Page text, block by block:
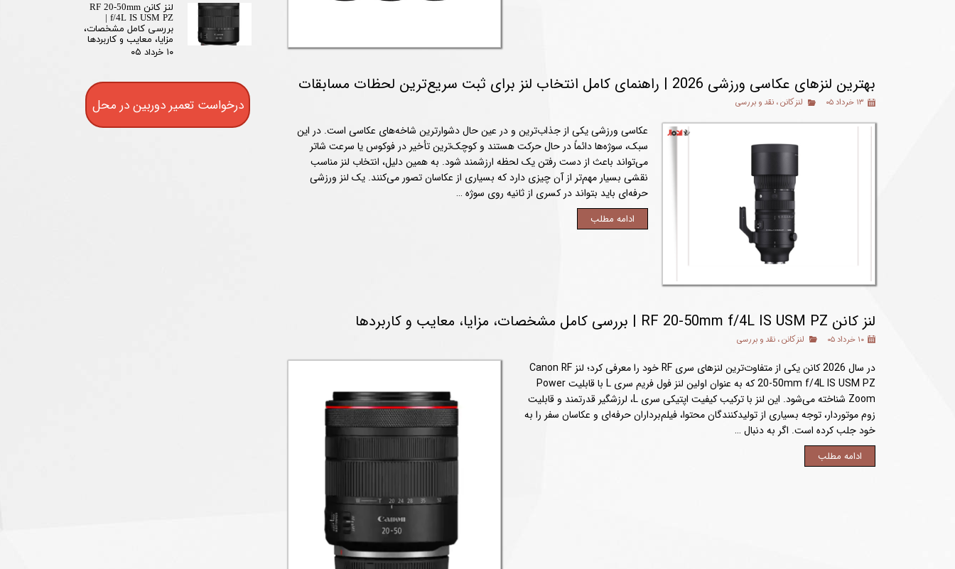
بهترین لنزهای عکاسی ورزشی 2026 | راهنمای کامل انتخاب لنز برای ثبت سریع‌ترین لحظات مسابقات
۱۳ خرداد ۰۵ لنز کانن، نقد و بررسی
عکاسی ورزشی یکی از جذاب‌ترین و در عین حال دشوارترین شاخه‌های عکاسی است. در این
سبک، سوژه‌ها دائماً در حال حرکت هستند و کوچک‌ترین تأخیر در فوکوس یا سرعت شاتر
می‌تواند باعث از دست رفتن یک لحظه ارزشمند شود. به همین دلیل، انتخاب لنز مناسب
نقشی بسیار مهم‌تر از آن چیزی دارد که بسیاری از عکاسان تصور می‌کنند. یک لنز ورزشی
حرفه‌ای باید بتواند در کسری از ثانیه روی سوژه …
ادامه مطلب
لنز کانن RF 20-50mm f/4L IS USM PZ | بررسی کامل مشخصات، مزایا، معایب و کاربردها
۱۰ خرداد ۰۵ لنز کانن، نقد و بررسی
در سال 2026 کانن یکی از متفاوت‌ترین لنزهای سری RF خود را معرفی کرد؛ لنز Canon RF
20-50mm f/4L IS USM PZ که به عنوان اولین لنز فول فریم سری L با قابلیت Power
Zoom شناخته می‌شود. این لنز با ترکیب کیفیت اپتیکی سری L، لرزشگیر قدرتمند و قابلیت
زوم موتوردار، توجه بسیاری از تولیدکنندگان محتوا، فیلم‌برداران حرفه‌ای و عکاسان سفر را به
خود جلب کرده است. اگر به دنبال …
ادامه مطلب
لنز کانن RF 20-50mm
f/4L IS USM PZ |
بررسی کامل مشخصات،
مزایا، معایب و کاربردها
۱۰ خرداد ۰۵
درخواست تعمیر دوربین در محل